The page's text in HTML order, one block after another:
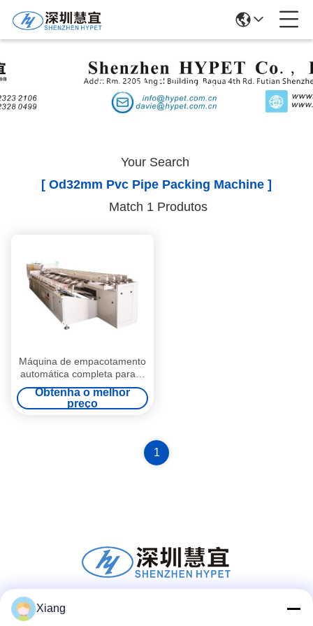
Search Results
Your Search
[ Od32mm Pvc Pipe Packing Machine ]
Match 1 Produtos
Máquina de empacotamento
automática completa para a
tubulação do Pvc e o
perfil/máquinas e peças
auxiliares da tubulação do
Obtenha o melhor
preço
1
Xiang